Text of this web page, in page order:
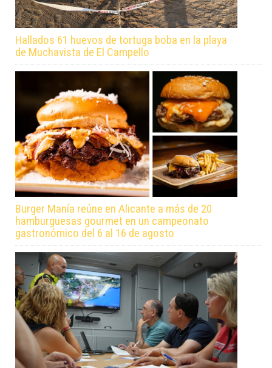
Hallados 61 huevos de tortuga boba en la playa
de Muchavista de El Campello
Burger Manía reúne en Alicante a más de 20
hamburguesas gourmet en un campeonato
gastronómico del 6 al 16 de agosto